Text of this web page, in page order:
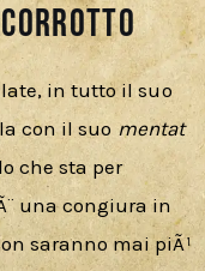
corrotto
in tutto il suo
con il suo mentat
che sta per
una congiura in
saranno mai piÃ¹